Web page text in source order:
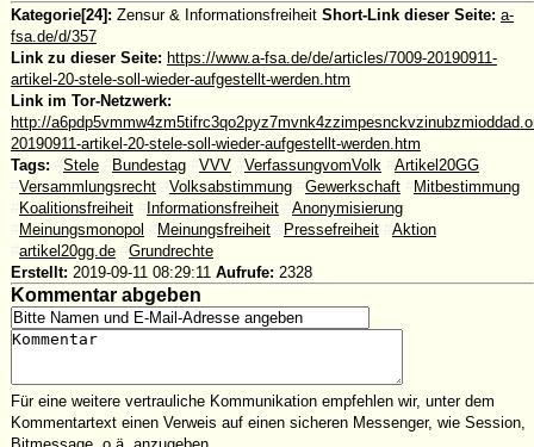
Kategorie[24]: Zensur & Informationsfreiheit Short-Link dieser Seite: a-
fsa.de/d/357
Link zu dieser Seite: https://www.a-fsa.de/de/articles/7009-20190911-
artikel-20-stele-soll-wieder-aufgestellt-werden.htm
Link im Tor-Netzwerk:
http://
20190911-artikel-20-stele-soll-wieder-aufgestellt-werden.htm
Tags:
Stele Bundestag VVV VerfassungvomVolk
Artikel20GG
Versammlungsrecht Volksabstimmung Gewerkschaft
Mitbestimmung
Koalitionsfreiheit Informationsfreiheit
Anonymisierung
Meinungsmonopol Meinungsfreiheit Pressefreiheit
Aktion
artikel20gg.de
Grundrechte
Erstellt: 2019-09-11 08:29:11 Aufrufe: 2328
Kommentar abgeben
Für eine weitere vertrauliche Kommunikation empfehlen wir, unter dem
Kommentartext einen Verweis auf einen sicheren Messenger, wie Session,